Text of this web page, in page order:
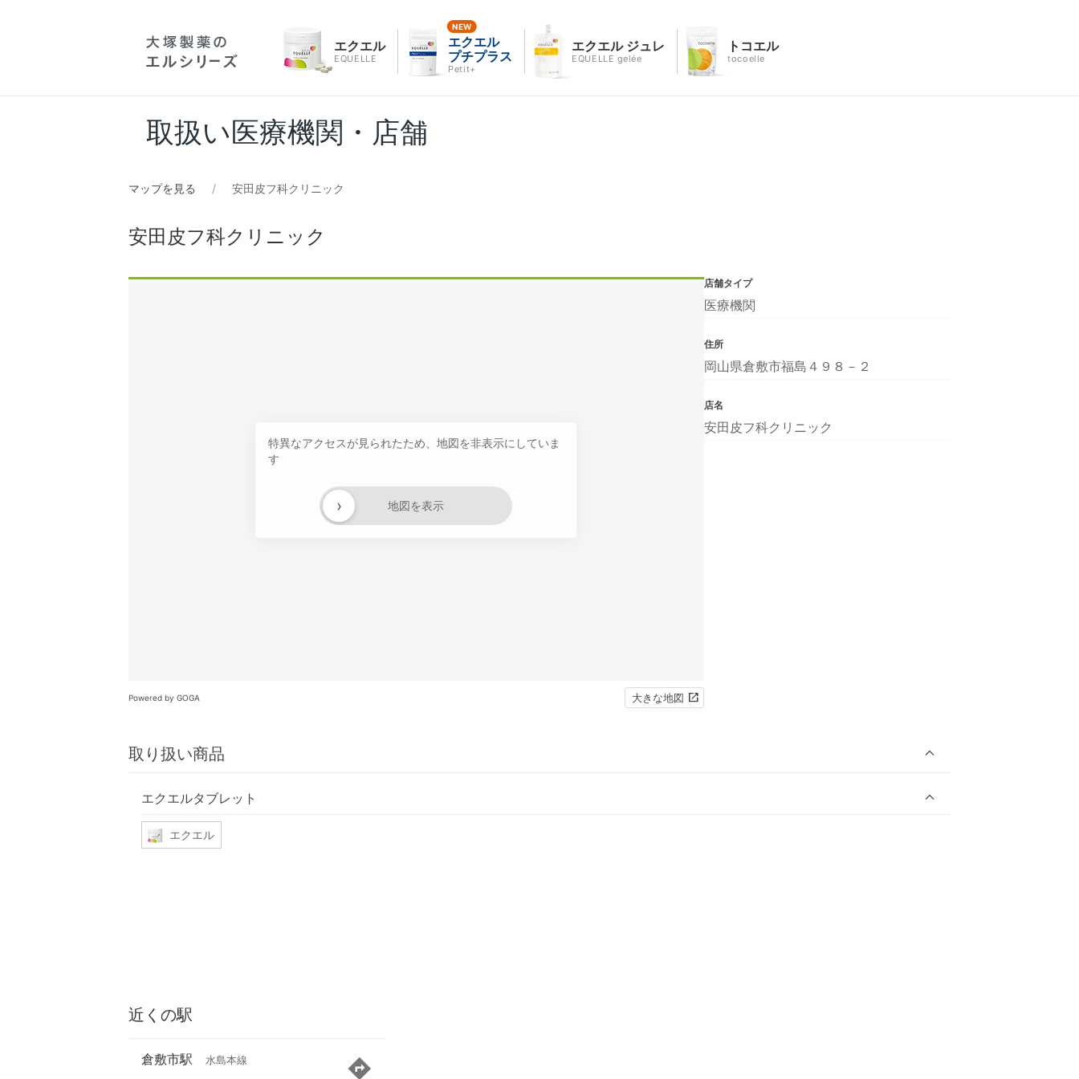
エクエル
EQUELLE
エクエル
プチプラス
Petit+
エクエル ジュレ
EQUELLE gelée
トコエル
tocoelle
取扱い医療機関・店舗
マップを見る 安田皮フ科クリニック
安田皮フ科クリニック
特異なアクセスが見られたため、地図を非表示にしていま
す
地図を表示
›
Powered by GOGA 大きな地図
取り扱い商品
エクエルタブレット
エクエル
店舗タイプ
医療機関
住所
岡山県倉敷市福島４９８－２
店名
安田皮フ科クリニック
近くの駅
倉敷市駅 水島本線